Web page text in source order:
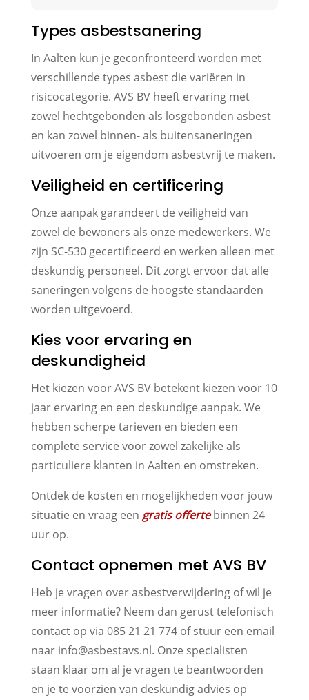
Types asbestsanering
In Aalten kun je geconfronteerd worden met
verschillende types asbest die variëren in
risicocategorie. AVS BV heeft ervaring met
zowel hechtgebonden als losgebonden asbest
en kan zowel binnen- als buitensaneringen
uitvoeren om je eigendom asbestvrij te maken.
Veiligheid en certificering
Onze aanpak garandeert de veiligheid van
zowel de bewoners als onze medewerkers. We
zijn SC-530 gecertificeerd en werken alleen met
deskundig personeel. Dit zorgt ervoor dat alle
saneringen volgens de hoogste standaarden
worden uitgevoerd.
Kies voor ervaring en
deskundigheid
Het kiezen voor AVS BV betekent kiezen voor 10
jaar ervaring en een deskundige aanpak. We
hebben scherpe tarieven en bieden een
complete service voor zowel zakelijke als
particuliere klanten in Aalten en omstreken.
Ontdek de kosten en mogelijkheden voor jouw
situatie en vraag een gratis offertebinnen 24
uur op.
Contact opnemen met AVS BV
Heb je vragen over asbestverwijdering of wil je
meer informatie? Neem dan gerust telefonisch
contact op via 085 21 21 774 of stuur een email
naar info@asbestavs.nl. Onze specialisten
staan klaar om al je vragen te beantwoorden
en je te voorzien van deskundig advies op